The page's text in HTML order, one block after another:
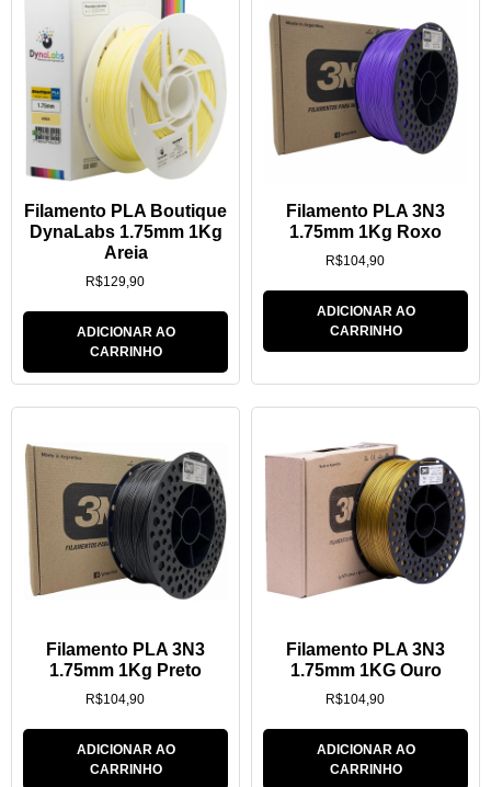
Filamento PLA Boutique
DynaLabs 1.75mm 1Kg
Areia
R$129,90
ADICIONAR AO
CARRINHO
Filamento PLA 3N3
1.75mm 1Kg Roxo
R$104,90
ADICIONAR AO
CARRINHO
Filamento PLA 3N3
1.75mm 1Kg Preto
R$104,90
ADICIONAR AO
CARRINHO
Filamento PLA 3N3
1.75mm 1KG Ouro
R$104,90
ADICIONAR AO
CARRINHO